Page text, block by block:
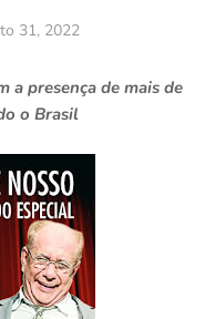
31, 2022
a presença de mais de
o Brasil